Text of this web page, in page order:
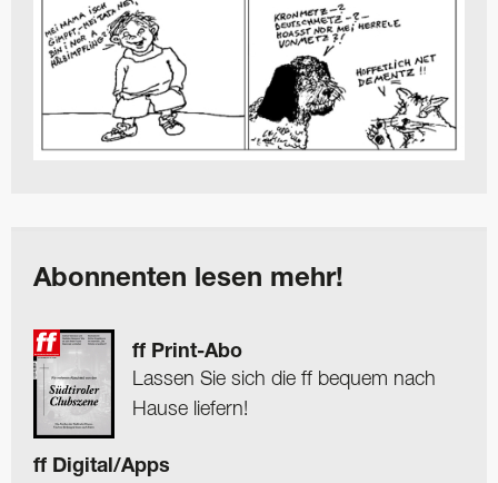
Abonnenten lesen mehr!
ff Print-Abo
Lassen Sie sich die ff bequem nach
Hause liefern!
ff Digital/Apps